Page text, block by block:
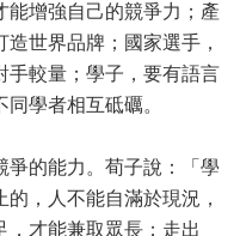
增強自己的競爭力；產
世界品牌；國家選手，
手較量；學子，要有語言
學者相互砥礪。
的能力。荀子說：「學
，人不能自滿於現況，
，才能兼取眾長；走出